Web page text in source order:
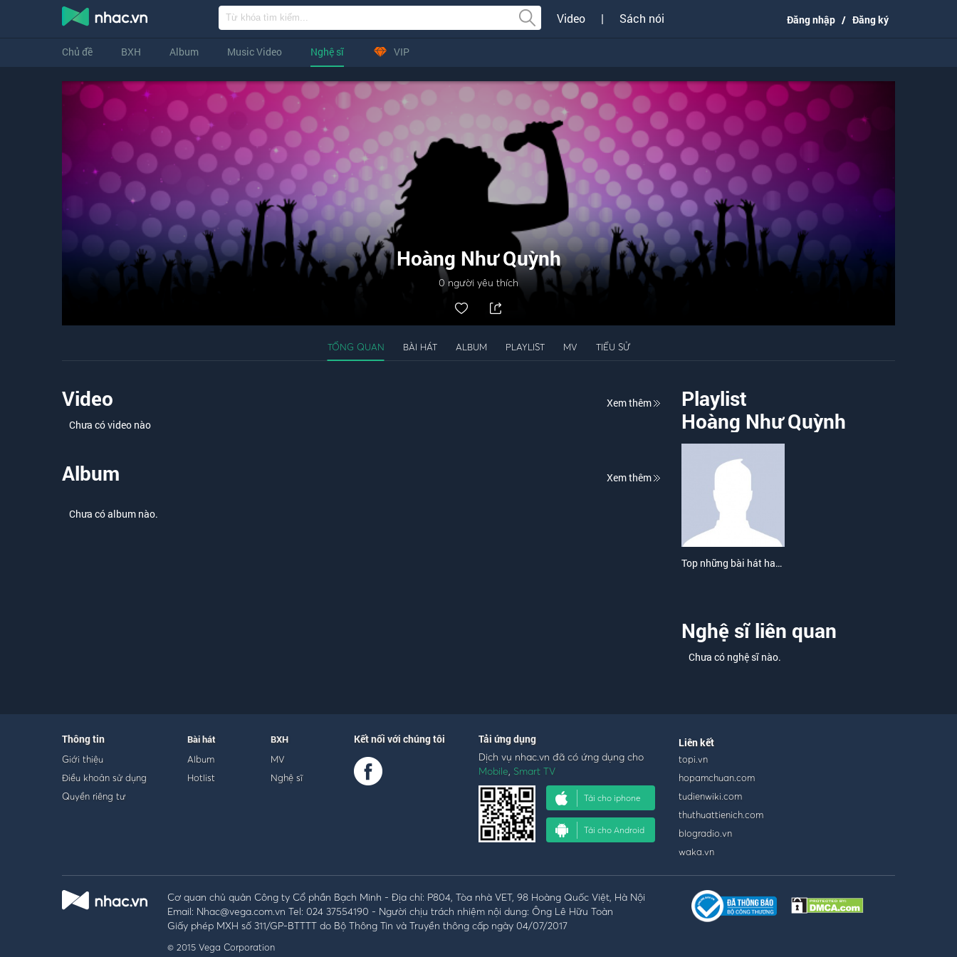
Video | Sách nói Đăng nhập / Đăng ký
Chủ đề BXH Album Music Video Nghệ sĩ VIP
Hoàng Như Quỳnh
0 người yêu thích
TỔNG QUAN BÀI HÁT ALBUM PLAYLIST MV TIỂU SỬ
Video
Xem thêm
Chưa có video nào
Album Xem thêm
Chưa có album nào.
Playlist
Hoàng Như Quỳnh
Top những bài hát hay nhất của Hoàng Như Quỳnh
Nghệ sĩ liên quan
Chưa có nghệ sĩ nào.
Thông tin
Giới thiệu
Điều khoản sử dụng
Quyền riêng tư
Bài hát
Album
Hotlist
BXH
MV
Nghệ sĩ
Kết nối với chúng tôi Tải ứng dụng
Dịch vụ nhac.vn đã có ứng dụng cho
Mobile, Smart TV
Tải cho iphone
Tải cho Android
Liên kết
topi.vn
hopamchuan.com
tudienwiki.com
thuthuattienich.com
blogradio.vn
waka.vn
Cơ quan chủ quản Công ty Cổ phần Bạch Minh - Địa chỉ: P804, Tòa nhà VET, 98 Hoàng Quốc Việt, Hà Nội
Email: Nhac@vega.com.vn Tel: 024 37554190 - Người chịu trách nhiệm nội dung: Ông Lê Hữu Toàn
Giấy phép MXH số 311/GP-BTTTT do Bộ Thông Tin và Truyền thông cấp ngày 04/07/2017
© 2015 Vega Corporation